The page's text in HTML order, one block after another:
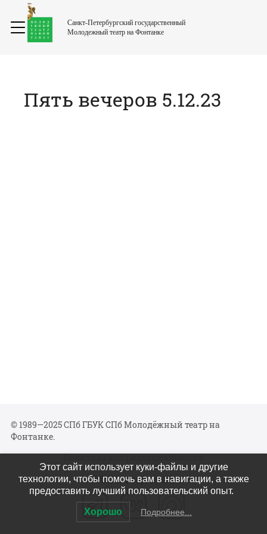
Санкт-Петербургский государственный
Молодежный театр на Фонтанке
Пять вечеров 5.12.23
© 1989—2025 СПб ГБУК СПб Молодёжный театр на
Фонтанке.
Политика конфиденциальности
Мы в соцсетях
Этот сайт использует куки-файлы и другие
технологии, чтобы помочь вам в навигации, а также
предоставить лучший пользовательский опыт.
Хорошо Подробнее...